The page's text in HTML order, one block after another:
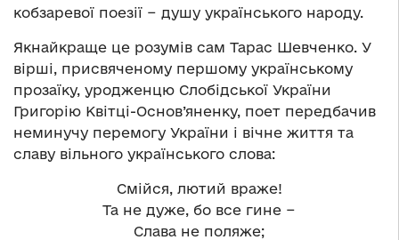
кобзаревої поезії − душу українського народу.
Якнайкраще це розумів сам Тарас Шевченко. У
вірші, присвяченому першому українському
прозаїку, уродженцю Слобідської України
Григорію Квітці-Основ’яненку, поет передбачив
неминучу перемогу України і вічне життя та
славу вільного українського слова:
Смійся, лютий враже!
Та не дуже, бо все гине −
Слава не поляже;